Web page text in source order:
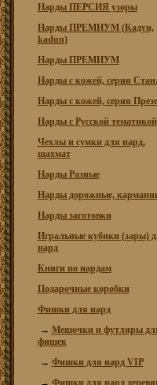
Нарды ПЕРСИЯ узоры
Нарды ПРЕМИУМ (Кадун,
kadun)
Нарды ПРЕМИУМ
Нарды с кожей, серия
Нарды с кожей, серия
Нарды с Русской тематикой
Чехлы и сумки для нард,
шахмат
Нарды Разные
Нарды дорожные,
Нарды заготовки
Игральные кубики (зары)
нард
Книги по нардам
Подарочные коробки
Фишки для нард
→ Мешочки и футляры
фишек
→ Фишки для нард VIP
→ Фишки для нард